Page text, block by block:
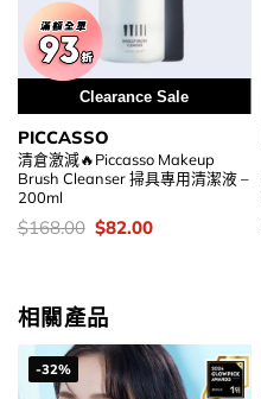
Clearance Sale
PICCASSO
清倉激減🔥Piccasso Makeup
Brush Cleanser 掃具專用清潔液 –
200ml
價
$168.00 Original
$82.00Current
相關產品
-32%